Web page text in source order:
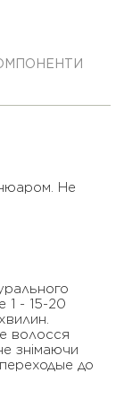
КОМПОНЕНТИ
Не
1 - 15-20
волосся
знiмаючи
до